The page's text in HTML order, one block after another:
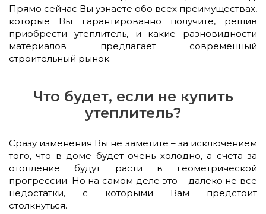
Прямо сейчас Вы узнаете обо всех преимуществах,
которые Вы гарантированно получите, решив
приобрести утеплитель, и какие разновидности
материалов предлагает современный
строительный рынок.
Что будет, если не купить
утеплитель?
Сразу изменения Вы не заметите – за исключением
того, что в доме будет очень холодно, а счета за
отопление будут расти в геометрической
прогрессии. Но на самом деле это – далеко не все
недостатки, с которыми Вам предстоит
столкнуться.